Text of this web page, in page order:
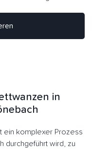
in
ein komplexer Prozess
durchgeführt wird, zu